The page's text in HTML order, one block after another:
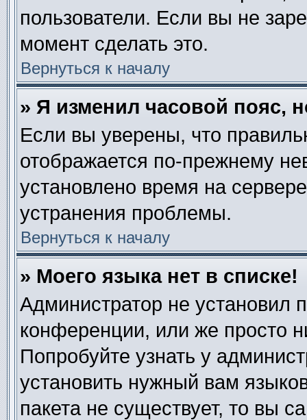
пользователи. Если вы не
момент сделать это.
Вернуться к началу
» Я изменил часовой пояс,
Если вы уверены, что
отображается по-прежнему
установлено время на
устранения проблемы.
Вернуться к началу
» Моего языка нет в списке!
Администратор не установил
конференции, или же просто
Попробуйте узнать у
установить нужный вам
пакета не существует, то вы